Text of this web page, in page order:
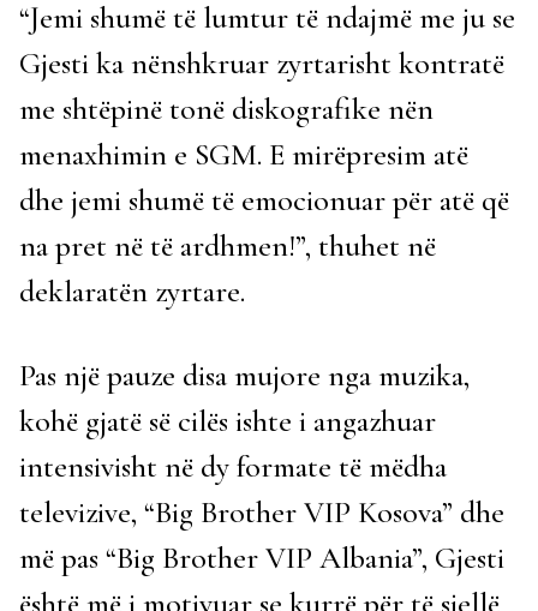
“Jemi shumë të lumtur të ndajmë me ju se
Gjesti ka nënshkruar zyrtarisht kontratë
me shtëpinë tonë diskografike nën
menaxhimin e SGM. E mirëpresim atë
dhe jemi shumë të emocionuar për atë që
na pret në të ardhmen!”, thuhet në
deklaratën zyrtare.
Pas një pauze disa mujore nga muzika,
kohë gjatë së cilës ishte i angazhuar
intensivisht në dy formate të mëdha
televizive, “Big Brother VIP Kosova” dhe
më pas “Big Brother VIP Albania”, Gjesti
është më i motivuar se kurrë për të sjellë